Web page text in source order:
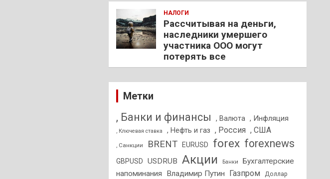
НАЛОГИ
Рассчитывая на деньги,
наследники умершего
участника ООО могут
потерять все
Метки
, Банки и финансы , Валюта , Инфляция
, Ключевая ставка , Нефть и газ , Россия , США
, Санкции BRENT EURUSD forex forexnews
GBPUSD USDRUB Акции Банки
Бухгалтерские
напоминания
Владимир Путин Газпром Доллар